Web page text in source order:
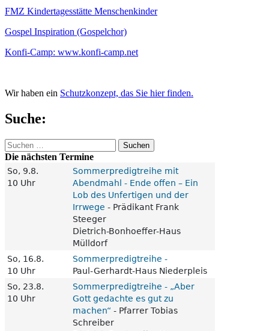
FMZ Kindertagesstätte Menschenkinder
Gospel Inspiration (Gospelchor)
Konfi-Camp: www.konfi-camp.net
Wir haben ein Schutzkonzept, das Sie hier finden.
Suche:
Suchen
nach:
Die nächsten Termine